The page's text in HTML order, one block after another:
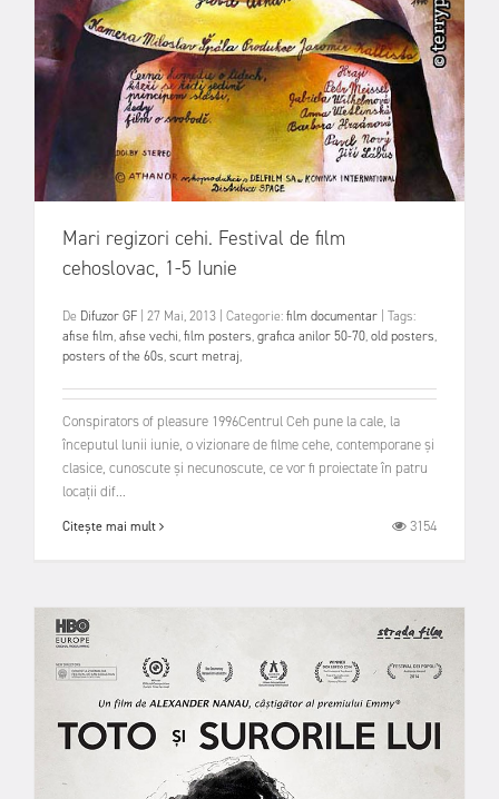
Mari regizori cehi. Festival de film
cehoslovac, 1-5 Iunie
De Difuzor GF 27 Mai, 2013 Categorie:film documentar Tags:
afise film,afise vechi,film posters,grafica anilor 50-70,old posters,
posters of the 60s,scurt metraj,
Conspirators of pleasure 1996Centrul Ceh pune la cale, la
începutul lunii iunie, o vizionare de filme cehe, contemporane și
clasice, cunoscute și necunoscute, ce vor fi proiectate în patru
locații dif...
Citește mai mult 3154